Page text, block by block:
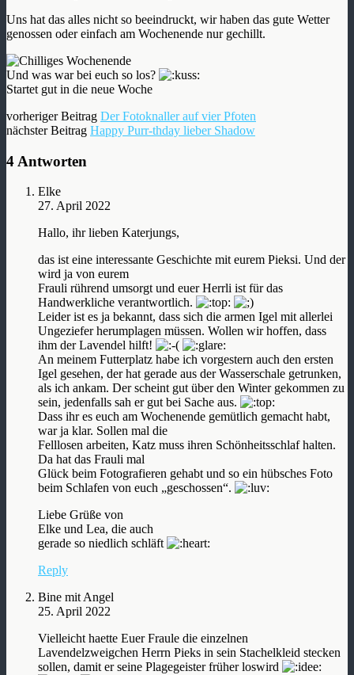
Uns hat das alles nicht so beeindruckt, wir haben das gute Wetter
genossen oder einfach am Wochenende nur gechillt.
Und was war bei euch so los?
Startet gut in die neue Woche
vorheriger Beitrag Der Fotoknaller auf vier Pfoten
nächster Beitrag Happy Purr-thday lieber Shadow
4 Antworten
Elke
27. April 2022
Hallo, ihr lieben Katerjungs,
das ist eine interessante Geschichte mit eurem Pieksi. Und der
wird ja von eurem
Frauli rührend umsorgt und euer Herrli ist für das
Handwerkliche verantwortlich.
Leider ist es ja bekannt, dass sich die armen Igel mit allerlei
Ungeziefer herumplagen müssen. Wollen wir hoffen, dass
ihm der Lavendel hilft!
An meinem Futterplatz habe ich vorgestern auch den ersten
Igel gesehen, der hat gerade aus der Wasserschale getrunken,
als ich ankam. Der scheint gut über den Winter gekommen zu
sein, jedenfalls sah er gut bei Sache aus.
Dass ihr es euch am Wochenende gemütlich gemacht habt,
war ja klar. Sollen mal die
Felllosen arbeiten, Katz muss ihren Schönheitsschlaf halten.
Da hat das Frauli mal
Glück beim Fotografieren gehabt und so ein hübsches Foto
beim Schlafen von euch „geschossen“.
Liebe Grüße von
Elke und Lea, die auch
gerade so niedlich schläft
Reply
Bine mit Angel
25. April 2022
Vielleicht haette Euer Fraule die einzelnen
Lavendelzweigchen Herrn Pieks in sein Stachelkleid stecken
sollen, damit er seine Plagegeister früher loswird